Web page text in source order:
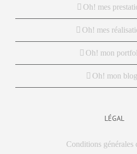
Oh! mes
Oh! mes
Oh! mon
Oh! mon blog
LÉGAL
Conditions générales